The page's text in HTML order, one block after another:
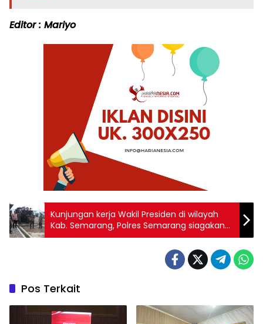
Editor : Mariyo
Kunjungan kerja Wakil Presiden di wilayah
Kab. Semarang, Polres Semarang siagakan
400 personel
Pos Terkait